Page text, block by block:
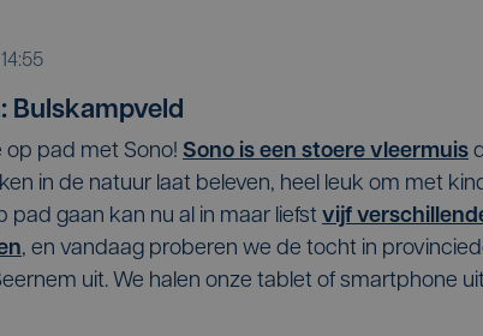
Bulskampveld
op pad met Sono! Sono is een stoere vleermuis
in de natuur laat beleven, heel leuk om met
pad gaan kan nu al in maar liefst vijf
, en vandaag proberen we de tocht in
uit. We halen onze tablet of smartphone